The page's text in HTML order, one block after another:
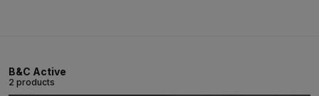
B&C Active
2 products